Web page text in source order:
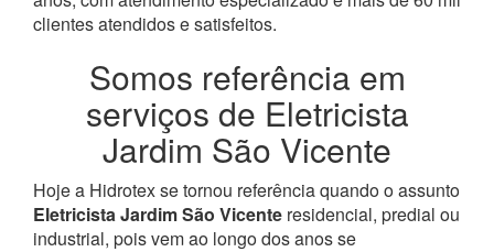
clientes atendidos e satisfeitos.
Somos referência em
serviços de Eletricista
Jardim São Vicente
Hoje a Hidrotex se tornou referência quando o assunto
Eletricista Jardim São Vicente residencial, predial ou
industrial, pois vem ao longo dos anos se